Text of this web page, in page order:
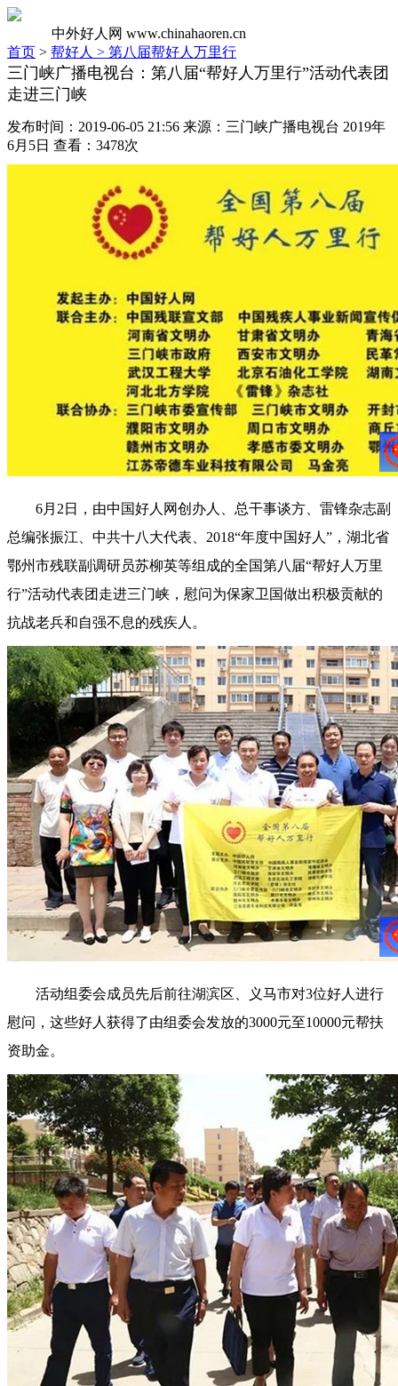
中外好人网 www.chinahaoren.cn
首页 > 帮好人 > 第八届帮好人万里行
三门峡广播电视台：第八届“帮好人万里行”活动代表团
走进三门峡
发布时间：2019-06-05 21:56 来源：三门峡广播电视台 2019年
6月5日 查看：3478次
6月2日，由中国好人网创办人、总干事谈方、雷锋杂志副
总编张振江、中共十八大代表、2018“年度中国好人”，湖北省
鄂州市残联副调研员苏柳英等组成的全国第八届“帮好人万里
行”活动代表团走进三门峡，慰问为保家卫国做出积极贡献的
抗战老兵和自强不息的残疾人。
活动组委会成员先后前往湖滨区、义马市对3位好人进行
慰问，这些好人获得了由组委会发放的3000元至10000元帮扶
资助金。